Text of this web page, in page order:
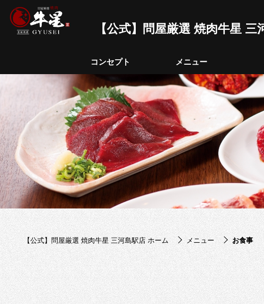
【公式】問屋厳選 焼肉牛星 三
コンセプト メニュー
【公式】問屋厳選 焼肉牛星 三河島駅店 ホーム メニュー お食事